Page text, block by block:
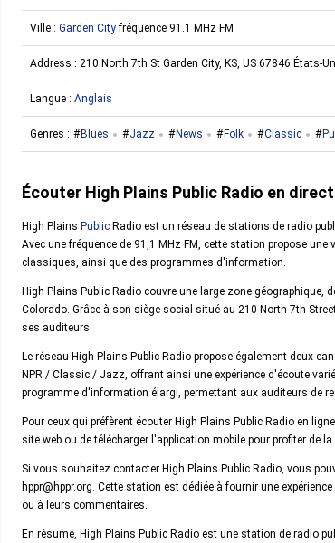
Ville : Garden Cityfréquence 91.1 MHz FM
Address : 210 North 7th St Garden City, KS, US 67846 États-
Langue : Anglais
Genres : Blues Jazz News Folk Classic
Écouter High Plains Public Radio en
High Plains Public Radio est un réseau de stations de radio
Avec une fréquence de 91,1 MHz FM, cette station propose
classiques, ainsi que des programmes d'information.
High Plains Public Radio couvre une large zone
Colorado. Grâce à son siège social situé au 210 North 7th
ses auditeurs.
Le réseau High Plains Public Radio propose également deux
NPR / Classic / Jazz, offrant ainsi une expérience d'écoute
programme d'information élargi, permettant aux auditeurs de
Pour ceux qui préfèrent écouter High Plains Public Radio en
site web ou de télécharger l'application mobile pour profiter de
Si vous souhaitez contacter High Plains Public Radio, vous
hppr@hppr.org. Cette station est dédiée à fournir une
ou à leurs commentaires.
En résumé, High Plains Public Radio est une station de radio